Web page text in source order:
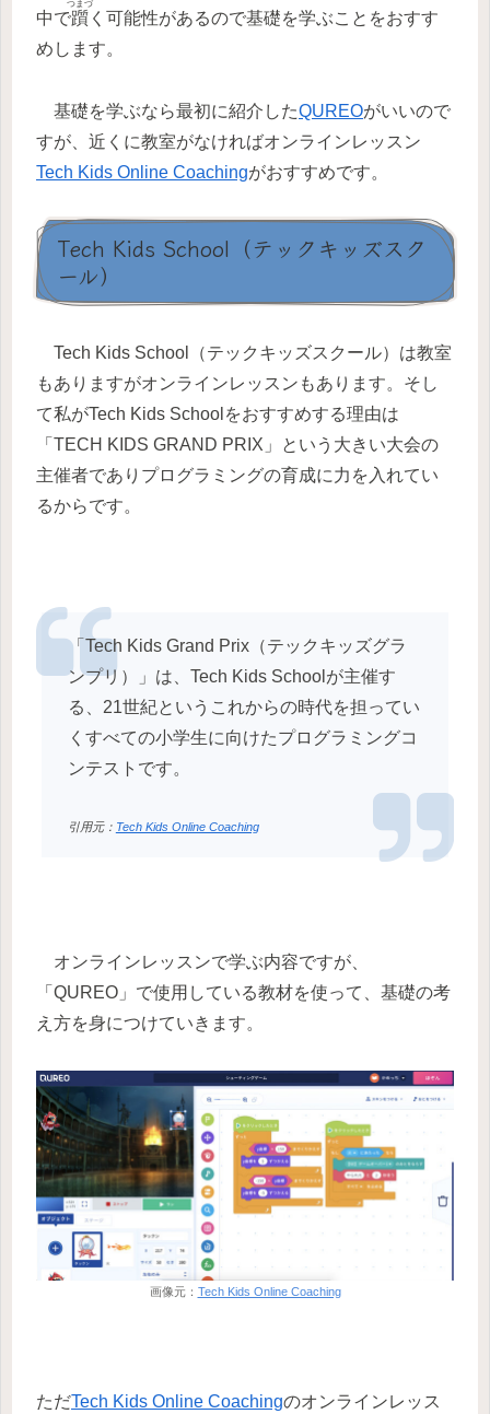
中で躓
つまづ
く可能性があるので基礎を学ぶことをおすす
めします。
基礎を学ぶなら最初に紹介したQUREOがいいので
すが、近くに教室がなければオンラインレッスン
Tech Kids Online Coachingがおすすめです。
Tech Kids School（テックキッズスク
ール）
Tech Kids School（テックキッズスクール）は教室
もありますがオンラインレッスンもあります。そし
て私がTech Kids Schoolをおすすめする理由は
「TECH KIDS GRAND PRIX」という大きい大会の
主催者でありプログラミングの育成に力を入れてい
るからです。
「Tech Kids Grand Prix（テックキッズグラ
ンプリ）」は、Tech Kids Schoolが主催す
る、21世紀というこれからの時代を担ってい
くすべての小学生に向けたプログラミングコ
ンテストです。
引用元： Tech Kids Online Coaching
オンラインレッスンで学ぶ内容ですが、
「QUREO」で使用している教材を使って、基礎の考
え方を身につけていきます。
画像元： Tech Kids Online Coaching
ただTech Kids Online Coachingのオンラインレッス